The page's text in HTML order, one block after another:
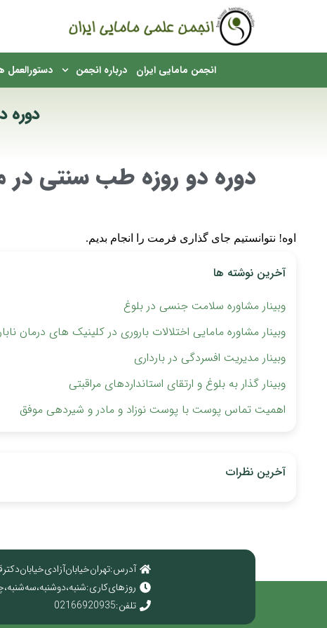
انجمن مامایی ایران درباره انجمن دستورالعمل
دوره
دوره دو روزه طب سنتی در
اوه! نتوانستیم جای گذاری فرمت را انجام بدیم.
آخرین نوشته ها
وبینار مشاوره سلامت جنسی در بلوغ
وبینار مشاوره مامایی اختلالات باروری ‏در کلینیک های درمان
وبینار مدیریت افسردگی در بارداری
وبینار گذار به بلوغ و ارتقای استانداردهای مراقبتی
اهمیت تماس پوست با پوست نوزاد و مادر و شیردهی موفق
آخرین نظرات
آدرس : تهران خیابان آزادی خیابان
روز های کاری : شنبه ، دوشنبه ، سه شنبه ، چهارشنبه
تلفن : 02166920935